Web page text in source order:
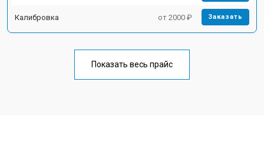
Калибровка от 2000 ₽ Заказать
Показать весь прайс